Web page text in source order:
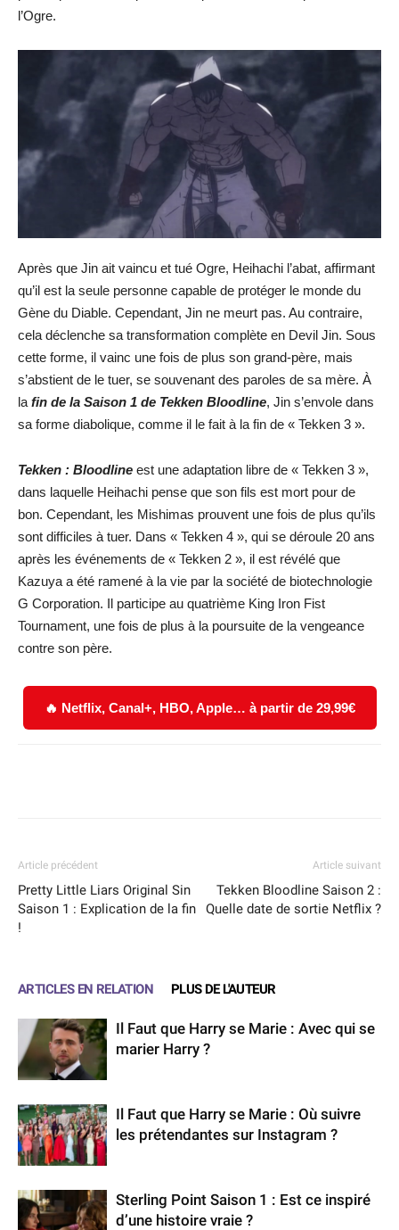
l’Ogre.
Après que Jin ait vaincu et tué Ogre, Heihachi l’abat, affirmant
qu’il est la seule personne capable de protéger le monde du
Gène du Diable. Cependant, Jin ne meurt pas. Au contraire,
cela déclenche sa transformation complète en Devil Jin. Sous
cette forme, il vainc une fois de plus son grand-père, mais
s’abstient de le tuer, se souvenant des paroles de sa mère. À
la fin de la Saison 1 de Tekken Bloodline, Jin s’envole dans
sa forme diabolique, comme il le fait à la fin de « Tekken 3 ».
Tekken : Bloodline est une adaptation libre de « Tekken 3 »,
dans laquelle Heihachi pense que son fils est mort pour de
bon. Cependant, les Mishimas prouvent une fois de plus qu’ils
sont difficiles à tuer. Dans « Tekken 4 », qui se déroule 20 ans
après les événements de « Tekken 2 », il est révélé que
Kazuya a été ramené à la vie par la société de biotechnologie
G Corporation. Il participe au quatrième King Iron Fist
Tournament, une fois de plus à la poursuite de la vengeance
contre son père.
🔥 Netflix, Canal+, HBO, Apple… à partir de 29,99€
Article précédent
Pretty Little Liars Original Sin
Saison 1 : Explication de la fin
!
Article suivant
Tekken Bloodline Saison 2 :
Quelle date de sortie Netflix ?
ARTICLES EN RELATION PLUS DE L'AUTEUR
Il Faut que Harry se Marie : Avec qui se
marier Harry ?
Il Faut que Harry se Marie : Où suivre
les prétendantes sur Instagram ?
Sterling Point Saison 1 : Est ce inspiré
d’une histoire vraie ?